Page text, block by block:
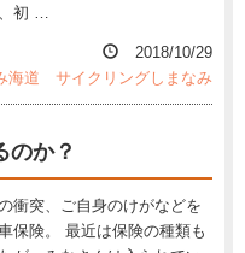
初 …
2018/10/29
海道
サイクリングしまなみ
のか？
衝突、ご自身のけがなどを
保険。 最近は保険の種類も